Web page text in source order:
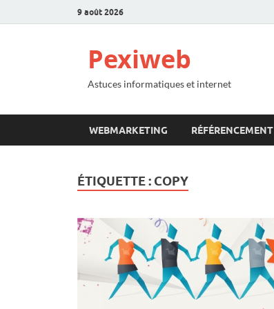
9 août 2026
Pexiweb
Astuces informatiques et internet
WEBMARKETING RÉFÉRENCEMENT
ÉTIQUETTE : COPY